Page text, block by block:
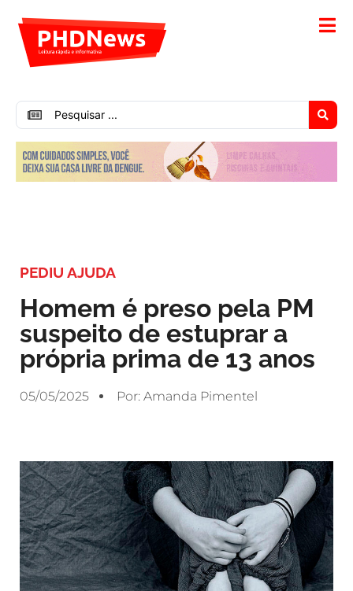
PEDIU AJUDA
Homem é preso pela PM
suspeito de estuprar a
própria prima de 13 anos
05/05/2025 Por: Amanda Pimentel